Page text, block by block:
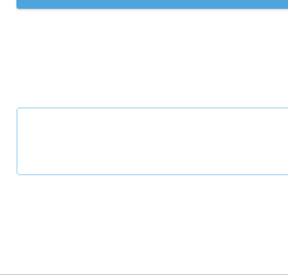
Что будет с наличными